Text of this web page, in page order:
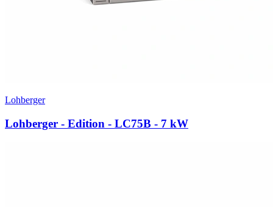
Lohberger
Lohberger - Edition - LC75B - 7 kW